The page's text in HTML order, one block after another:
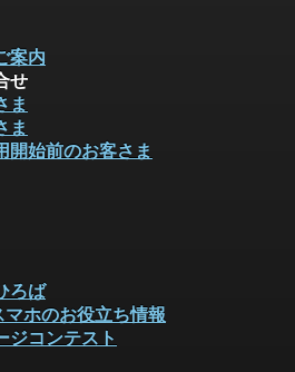
案内
せ
ま
ま
開始前のお客さま
ろば
ホのお役立ち情報
ジコンテスト